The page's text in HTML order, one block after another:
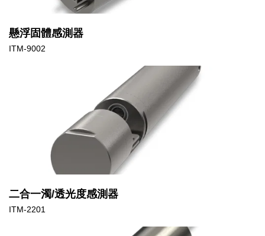
懸浮固體感測器
ITM-9002
二合一濁/透光度感測器
ITM-2201